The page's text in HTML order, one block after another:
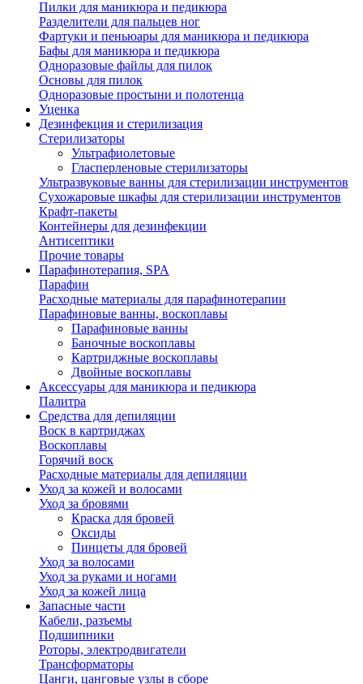
Пилки для маникюра и педикюра
Разделители для пальцев ног
Фартуки и пеньюары для маникюра и педикюра
Бафы для маникюра и педикюра
Одноразовые файлы для пилок
Основы для пилок
Одноразовые простыни и полотенца
Уценка
Дезинфекция и стерилизация
Стерилизаторы
Ультрафиолетовые
Гласперленовые стерилизаторы
Ультразвуковые ванны для стерилизации инструментов
Сухожаровые шкафы для стерилизации инструментов
Крафт-пакеты
Контейнеры для дезинфекции
Антисептики
Прочие товары
Парафинотерапия, SPA
Парафин
Расходные материалы для парафинотерапии
Парафиновые ванны, воскоплавы
Парафиновые ванны
Баночные воскоплавы
Картриджные воскоплавы
Двойные воскоплавы
Аксессуары для маникюра и педикюра
Палитра
Средства для депиляции
Воск в картриджах
Воскоплавы
Горячий воск
Расходные материалы для депиляции
Уход за кожей и волосами
Уход за бровями
Краска для бровей
Оксиды
Пинцеты для бровей
Уход за волосами
Уход за руками и ногами
Уход за кожей лица
Запасные части
Кабели, разъемы
Подшипники
Роторы, электродвигатели
Трансформаторы
Цанги, цанговые узлы в сборе